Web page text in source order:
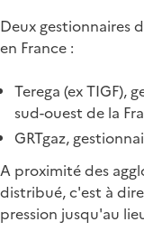
Deux gestionnaires
en France :
Terega (ex TIGF),
sud-ouest de la
GRTgaz,
A proximité des
distribué, c'est à
pression jusqu'au